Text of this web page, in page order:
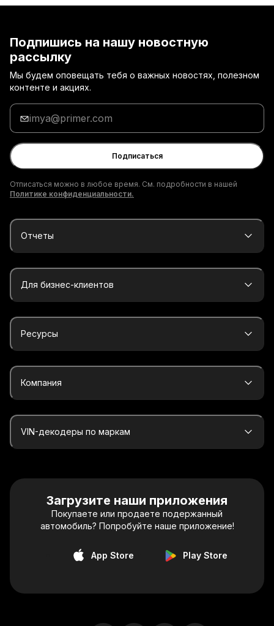
Подпишись на нашу новостную
рассылку
Мы будем оповещать тебя о важных новостях, полезном
контенте и акциях.
Введи
адрес
электронной
почты
Подписаться
Отписаться можно в любое время. См. подробности в нашей
Политике конфиденциальности.
Отчеты
Для бизнес-клиентов
Ресурсы
Компания
VIN-декодеры по маркам
Загрузите наши приложения
Покупаете или продаете подержанный
автомобиль? Попробуйте наше приложение!
App Store Play Store